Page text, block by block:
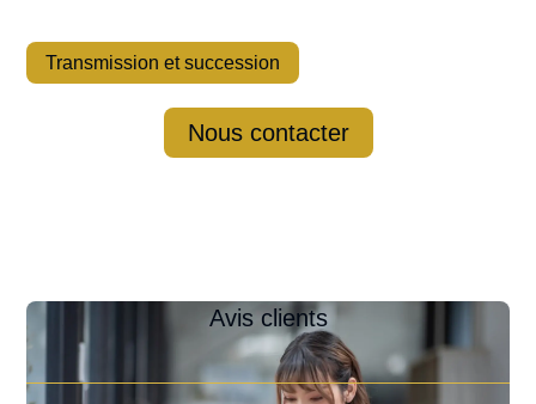
Transmission et succession
Nous contacter
Avis clients